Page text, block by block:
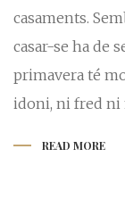
casaments.
casar-se ha de
primavera té
idoni, ni fred ni
READ MORE